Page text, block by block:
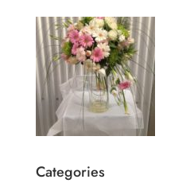
Categories